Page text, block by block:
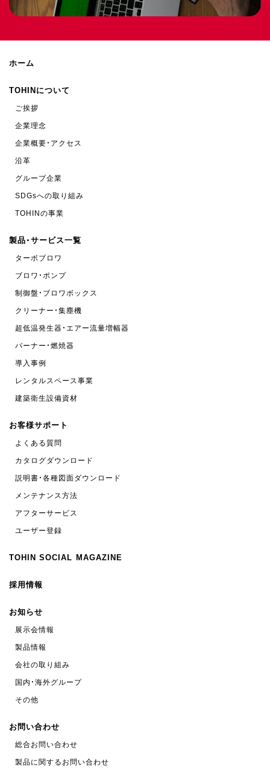
ホーム
TOHINについて
ご挨拶
企業理念
企業概要・アクセス
沿革
グループ企業
SDGsへの取り組み
TOHINの事業
製品・サービス一覧
ターボブロワ
ブロワ・ポンプ
制御盤・ブロワボックス
クリーナー・集塵機
超低温発生器・エアー流量増幅器
バーナー・燃焼器
導入事例
レンタルスペース事業
建築衛生設備資材
お客様サポート
よくある質問
カタログダウンロード
説明書・各種図面ダウンロード
メンテナンス方法
アフターサービス
ユーザー登録
TOHIN SOCIAL MAGAZINE
採用情報
お知らせ
展示会情報
製品情報
会社の取り組み
国内・海外グループ
その他
お問い合わせ
総合お問い合わせ
製品に関するお問い合わせ